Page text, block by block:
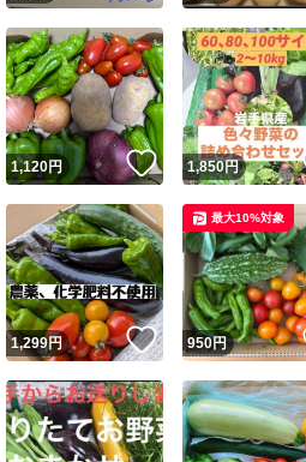
1,120円 いいね！
1,850円
1,299円 いいね！
950円
最大10%対象